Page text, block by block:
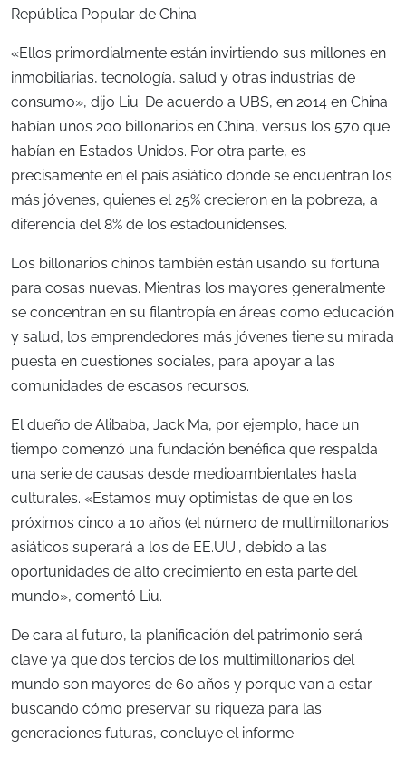
República Popular de China
«Ellos primordialmente están invirtiendo sus millones en
inmobiliarias, tecnología, salud y otras industrias de
consumo», dijo Liu. De acuerdo a UBS, en 2014 en China
habían unos 200 billonarios en China, versus los 570 que
habían en Estados Unidos. Por otra parte, es
precisamente en el país asiático donde se encuentran los
más jóvenes, quienes el 25% crecieron en la pobreza, a
diferencia del 8% de los estadounidenses.
Los billonarios chinos también están usando su fortuna
para cosas nuevas. Mientras los mayores generalmente
se concentran en su filantropía en áreas como educación
y salud, los emprendedores más jóvenes tiene su mirada
puesta en cuestiones sociales, para apoyar a las
comunidades de escasos recursos.
El dueño de Alibaba, Jack Ma, por ejemplo, hace un
tiempo comenzó una fundación benéfica que respalda
una serie de causas desde medioambientales hasta
culturales. «Estamos muy optimistas de que en los
próximos cinco a 10 años (el número de multimillonarios
asiáticos superará a los de EE.UU., debido a las
oportunidades de alto crecimiento en esta parte del
mundo», comentó Liu.
De cara al futuro, la planificación del patrimonio será
clave ya que dos tercios de los multimillonarios del
mundo son mayores de 60 años y porque van a estar
buscando cómo preservar su riqueza para las
generaciones futuras, concluye el informe.